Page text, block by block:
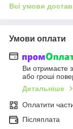
Всі умови
Умови оплати
Ви отримаєте
або гроші
Детальніше
Оплатити
Післяплата